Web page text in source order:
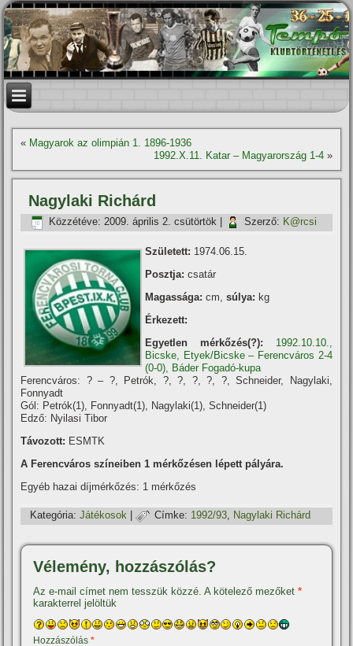
« Magyarok az olimpián 1. 1896-1936
1992.X.11. Katar – Magyarország 1-4»
Nagylaki Richárd
Közzétéve: 2009. április 2. csütörtök Szerző: K@rcsi
Született: 1974.06.15.
Posztja: csatár
Magassága: cm,súlya: kg
Érkezett:
Egyetlen mérkőzés(?):
1992.10.10.,
Bicske, Etyek/Bicske – Ferencváros 2-4
(0-0), Báder Fogadó-kupa
Ferencváros: ? – ?, Petrók, ?, ?, ?, ?, ?, Schneider, Nagylaki,
Fonnyadt
Gól: Petrók(1), Fonnyadt(1), Nagylaki(1), Schneider(1)
Edző: Nyilasi Tibor
Távozott: ESMTK
A Ferencváros szí­neiben 1 mérkőzésen lépett pályára.
Egyéb hazai díjmérkőzés: 1 mérkőzés
Kategória: Játékosok | Címke: 1992/93, Nagylaki Richárd
Vélemény, hozzászólás?
Az e-mail címet nem tesszük közzé. A kötelező mezőket*
karakterrel jelöltük
Hozzászólás*